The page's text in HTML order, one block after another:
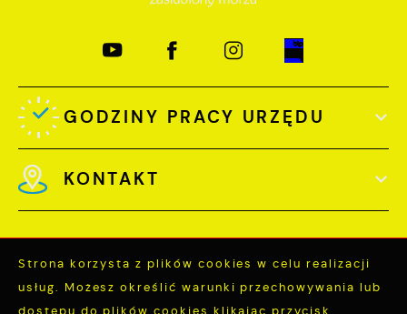
GODZINY PRACY URZĘDU
KONTAKT
Odwiedzin: 3754593
Strona korzysta z plików cookies w celu realizacji
usług. Możesz określić warunki przechowywania lub
dostępu do plików cookies klikając przycisk